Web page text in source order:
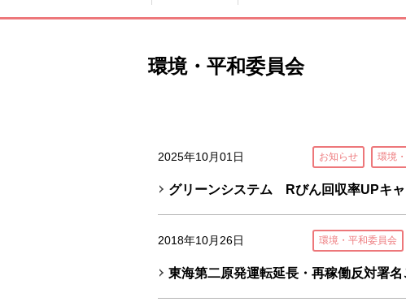
環境・平和委員会
2025年10月01日 お知らせ 環境
グリーンシステム Rびん回収率UPキ
2018年10月26日 環境・平和委員会
東海第二原発運転延長・再稼働反対署名